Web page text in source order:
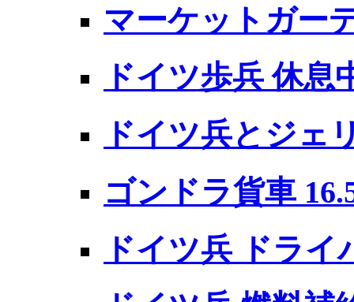
マーケットガー
ドイツ歩兵 休息
ドイツ兵とジェ
ゴンドラ貨車
ドイツ兵 ドラ